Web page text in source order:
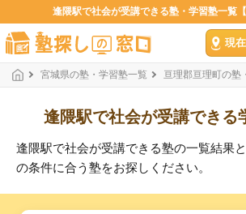
逢隈駅で社会が受講できる塾・学習塾一覧
現
宮城県の塾・学習塾一覧 亘理郡亘理町の塾
逢隈駅で社会が受講できる
逢隈駅で社会が受講できる塾の一覧結果
の条件に合う塾をお探しください。